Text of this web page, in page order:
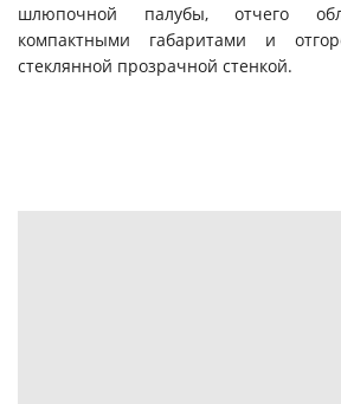
шлюпочной палубы, отчего
компактными габаритами и
стеклянной прозрачной стенкой.